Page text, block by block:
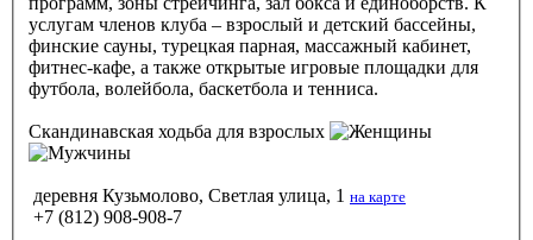
услугам членов клуба – взрослый и детский бассейны,
финские сауны, турецкая парная, массажный кабинет,
фитнес-кафе, а также открытые игровые площадки для
футбола, волейбола, баскетбола и тенниса.
Скандинавская ходьба для взрослых
деревня Кузьмолово, Светлая улица, 1 на карте
+7 (812) 908-908-7